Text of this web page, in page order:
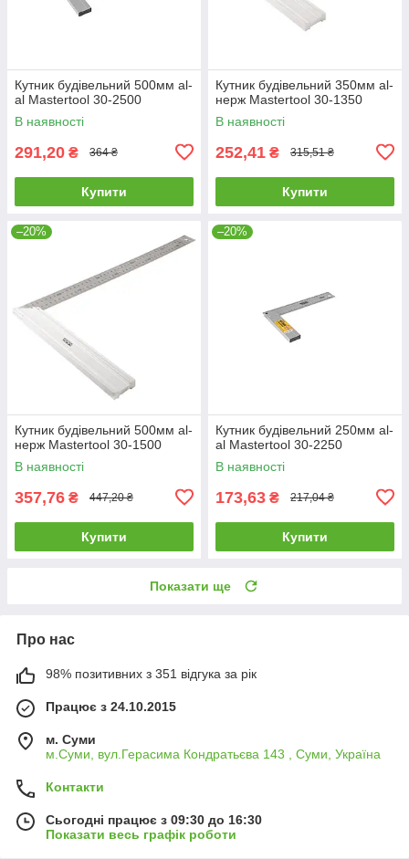
Кутник будівельний 500мм al-
al Mastertool 30-2500
В наявності
291,20 ₴ 364 ₴
Купити
Кутник будівельний 350мм al-
нерж Mastertool 30-1350
В наявності
252,41 ₴ 315,51 ₴
Купити
–20%
Кутник будівельний 500мм al-
нерж Mastertool 30-1500
В наявності
357,76 ₴ 447,20 ₴
Купити
–20%
Кутник будівельний 250мм al-
al Mastertool 30-2250
В наявності
173,63 ₴ 217,04 ₴
Купити
Показати ще
Про нас
98% позитивних з 351 відгука за рік
Працює з 24.10.2015
м. Суми
м.Суми, вул.Герасима Кондратьєва 143 , Суми, Україна
Контакти
Сьогодні працює з 09:30 до 16:30
Показати весь графік роботи